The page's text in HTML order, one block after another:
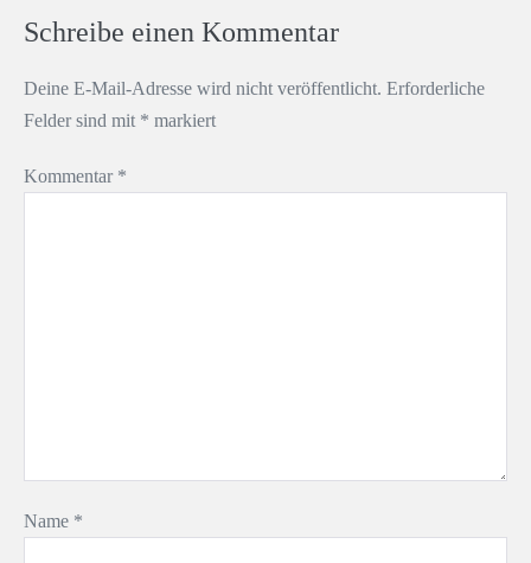
Schreibe einen Kommentar
Deine E-Mail-Adresse wird nicht veröffentlicht. Erforderliche
Felder sind mit * markiert
Kommentar *
Name *